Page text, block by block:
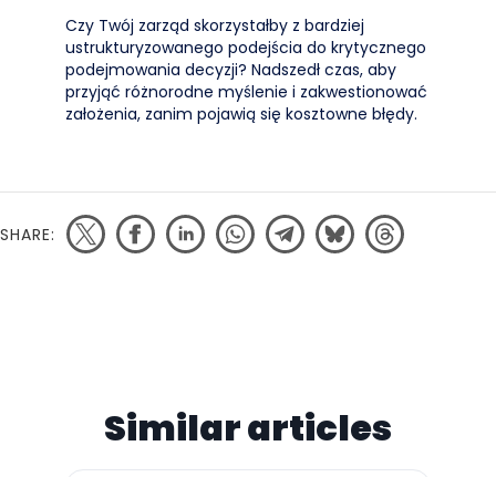
Czy Twój zarząd skorzystałby z bardziej
ustrukturyzowanego podejścia do krytycznego
podejmowania decyzji? Nadszedł czas, aby
przyjąć różnorodne myślenie i zakwestionować
założenia, zanim pojawią się kosztowne błędy.
SHARE:
Similar articles